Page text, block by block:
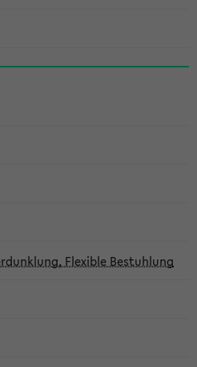
Flexible Bestuhlung